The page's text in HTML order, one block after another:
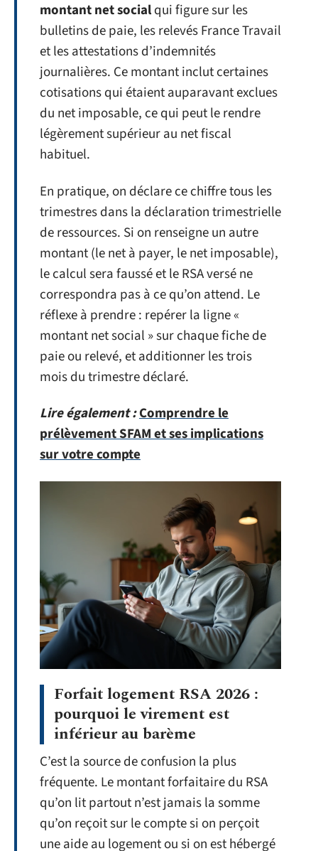
montant net socialqui figure sur les
bulletins de paie, les relevés France Travail
et les attestations d’indemnités
journalières. Ce montant inclut certaines
cotisations qui étaient auparavant exclues
du net imposable, ce qui peut le rendre
légèrement supérieur au net fiscal
habituel.
En pratique, on déclare ce chiffre tous les
trimestres dans la déclaration trimestrielle
de ressources. Si on renseigne un autre
montant (le net à payer, le net imposable),
le calcul sera faussé et le RSA versé ne
correspondra pas à ce qu’on attend. Le
réflexe à prendre : repérer la ligne «
montant net social » sur chaque fiche de
paie ou relevé, et additionner les trois
mois du trimestre déclaré.
Lire également :Comprendre le
prélèvement SFAM et ses implications
sur votre compte
Forfait logement RSA 2026 :
pourquoi le virement est
inférieur au barème
C’est la source de confusion la plus
fréquente. Le montant forfaitaire du RSA
qu’on lit partout n’est jamais la somme
qu’on reçoit sur le compte si on perçoit
une aide au logement ou si on est hébergé